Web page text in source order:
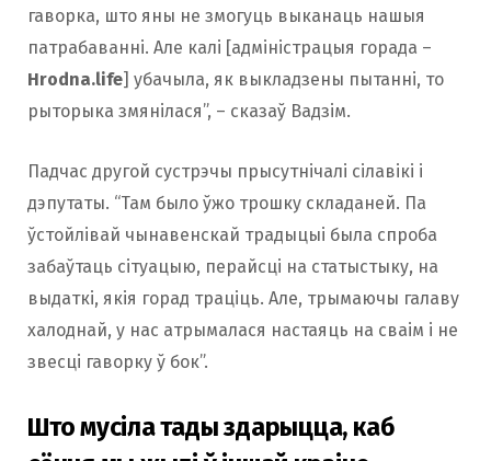
гаворка, што яны не змогуць выканаць нашыя
патрабаванні. Але калі [адміністрацыя горада –
Hrodna.life] убачыла, як выкладзены пытанні, то
рыторыка змянілася”, – сказаў Вадзім.
Падчас другой сустрэчы прысутнічалі сілавікі і
дэпутаты. “Там было ўжо трошку складаней. Па
ўстойлівай чынавенскай традыцыі была спроба
забаўтаць сітуацыю, перайсці на статыстыку, на
выдаткі, якія горад траціць. Але, трымаючы галаву
халоднай, у нас атрымалася настаяць на сваім і не
звесці гаворку ў бок”.
Што мусіла тады здарыцца, каб